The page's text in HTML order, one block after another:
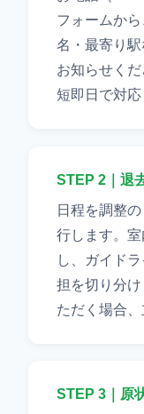
フォームか
名・最寄り
お知らせく
短即日で対応
STEP 2｜退
日程を調整
行します。
し、ガイド
担を切り分
ただく場合、
STEP 3｜原